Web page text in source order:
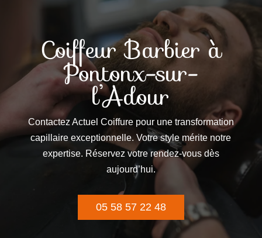
Coiffeur Barbier à
Pontonx-sur-
l’Adour
Contactez Actuel Coiffure pour une transformation
capillaire exceptionnelle. Votre style mérite notre
expertise. Réservez votre rendez-vous dès
aujourd’hui.
05 58 57 22 48